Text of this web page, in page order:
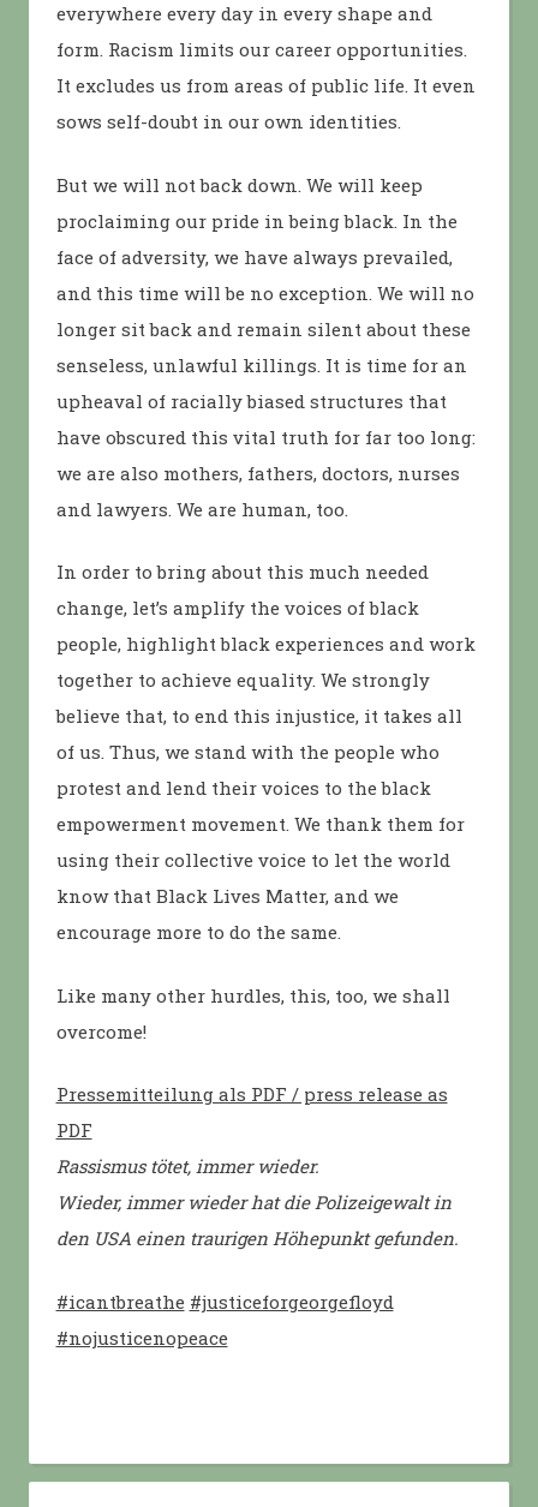
everywhere every day in every shape and
form. Racism limits our career opportunities.
It excludes us from areas of public life. It even
sows self-doubt in our own identities.
But we will not back down. We will keep
proclaiming our pride in being black. In the
face of adversity, we have always prevailed,
and this time will be no exception. We will no
longer sit back and remain silent about these
senseless, unlawful killings. It is time for an
upheaval of racially biased structures that
have obscured this vital truth for far too long:
we are also mothers, fathers, doctors, nurses
and lawyers. We are human, too.
In order to bring about this much needed
change, let’s amplify the voices of black
people, highlight black experiences and work
together to achieve equality. We strongly
believe that, to end this injustice, it takes all
of us. Thus, we stand with the people who
protest and lend their voices to the black
empowerment movement. We thank them for
using their collective voice to let the world
know that Black Lives Matter, and we
encourage more to do the same.
Like many other hurdles, this, too, we shall
overcome!
Pressemitteilung als PDF / press release as
PDF
Rassismus tötet, immer wieder.
Wieder, immer wieder hat die Polizeigewalt in
den USA einen traurigen Höhepunkt gefunden.
#icantbreathe #justiceforgeorgefloyd
#nojusticenopeace